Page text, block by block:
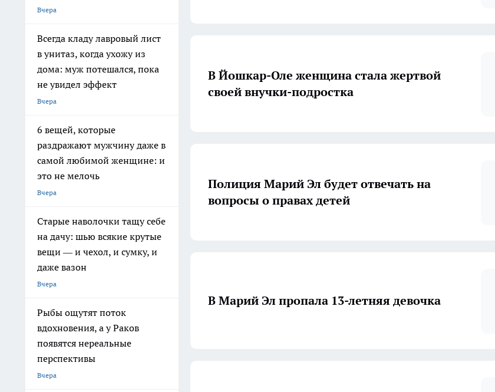
Вчера
Всегда кладу лавровый лист
в унитаз, когда ухожу из
дома: муж потешался, пока
не увидел эффект
Вчера
6 вещей, которые
раздражают мужчину даже в
самой любимой женщине: и
это не мелочь
Вчера
Старые наволочки тащу себе
на дачу: шью всякие крутые
вещи — и чехол, и сумку, и
даже вазон
Вчера
Рыбы ощутят поток
вдохновения, а у Раков
появятся нереальные
перспективы
Вчера
В Йошкар-Оле женщина стала жертвой
своей внучки-подростка
Полиция Марий Эл будет отвечать на
вопросы о правах детей
В Марий Эл пропала 13-летняя девочка